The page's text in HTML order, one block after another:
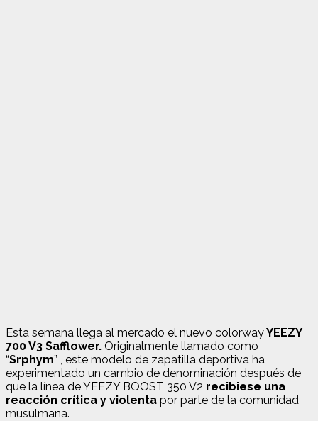
Esta semana llega al mercado el nuevo colorwayYEEZY
700 V3 Safflower. Originalmente llamado como
“Srphym” , este modelo de zapatilla deportiva ha
experimentado un cambio de denominación después de
que la línea de YEEZY BOOST 350 V2 recibiese una
reacción crítica y violenta por parte de la comunidad
musulmana.